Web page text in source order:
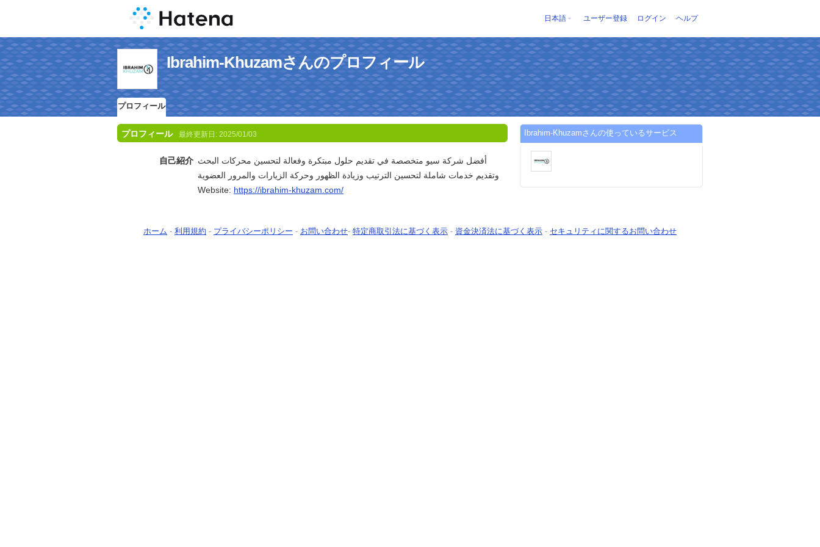
日本語 ユーザー登録 ログイン ヘルプ
Ibrahim-Khuzamさんのプロフィール
プロフィール
プロフィール 最終更新日: 2025/01/03
自己紹介 أفضل شركة سيو متخصصة في تقديم حلول مبتكرة وفعالة لتحسين محركات البحث
وتقديم خدمات شاملة لتحسين الترتيب وزيادة الظهور وحركة الزيارات والمرور العضوية
Website: https://ibrahim-khuzam.com/
Ibrahim-Khuzamさんの使っているサービス
ホーム - 利用規約 - プライバシーポリシー - お問い合わせ- 特定商取引法に基づく表示 - 資金決済法に基づく表示 - セキュリティに関するお問い合わせ